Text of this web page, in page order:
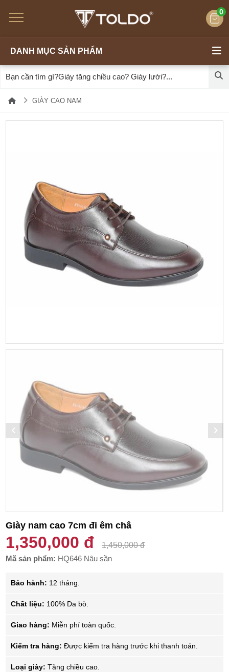
0
DANH MỤC SẢN PHẨM
GIÀY CAO NAM
Giày nam cao 7cm đi êm châ
1,350,000 đ
1,450,000 đ
Mã sản phẩm: HQ646 Nâu sần
Bảo hành: 12 tháng.
Chất liệu: 100% Da bò.
Giao hàng: Miễn phí toàn quốc.
Kiểm tra hàng: Được kiểm tra hàng trước khi thanh toán.
Loại giày: Tăng chiều cao.